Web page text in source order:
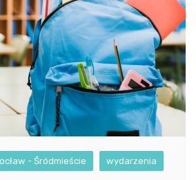
- Śródmieście wydarzenia